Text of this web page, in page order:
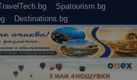
Spatourism.bg
Destinations.bg